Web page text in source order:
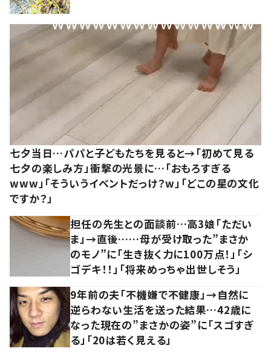
七夕当日…パパと子どもたちを見ると→「初めて見る
七夕の楽しみ方」衝撃の光景に…「おもろすぎる
www」「そういうイベントだっけ？w」「どこの星の文化
ですか？」
担任の先生との面談前…高3娘「ただい
ま」→直後……母が受け取った”まさか
のモノ”に「生き抜く力に100万点！」「シ
ゴデキ！！」「将来めっちゃ出世しそう」
9年前の夫「不機嫌で不健康」→自然に
逆らわない生活を送った結果…42歳に
なった現在の”まさかの姿”に「スゴすぎ
る」「20は若く見える」